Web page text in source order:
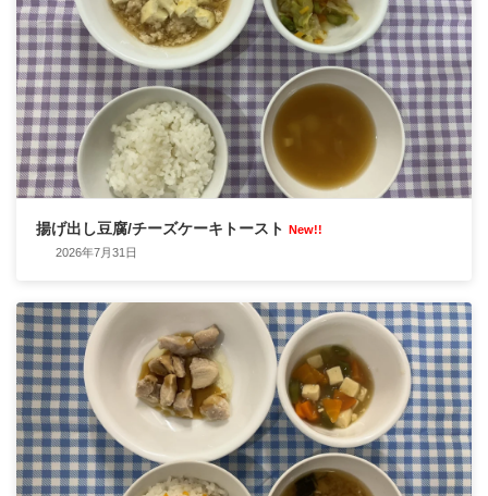
揚げ出し豆腐/チーズケーキトースト New!!
2026年7月31日